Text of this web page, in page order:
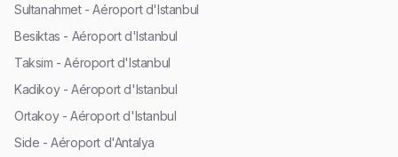
Sultanahmet - Aéroport d'Istanbul
Besiktas - Aéroport d'Istanbul
Taksim - Aéroport d'Istanbul
Kadikoy - Aéroport d'Istanbul
Ortakoy - Aéroport d'Istanbul
Side - Aéroport d'Antalya